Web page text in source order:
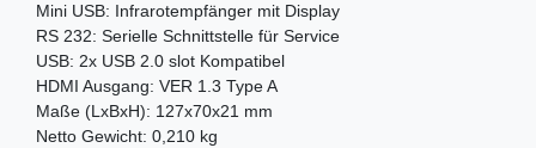
Mini USB: Infrarotempfänger mit Display
RS 232: Serielle Schnittstelle für Service
USB: 2x USB 2.0 slot Kompatibel
HDMI Ausgang: VER 1.3 Type A
Maße (LxBxH): 127x70x21 mm
Netto Gewicht: 0,210 kg